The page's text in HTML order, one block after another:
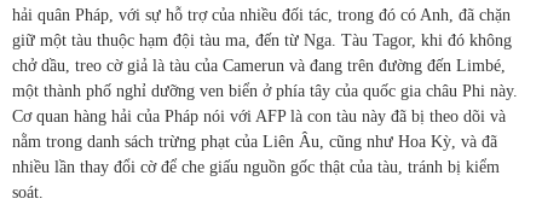
hải quân Pháp, với sự hỗ trợ của nhiều đối tác, trong đó có Anh, đã chặn
giữ một tàu thuộc hạm đội tàu ma, đến từ Nga. Tàu Tagor, khi đó không
chở dầu, treo cờ giả là tàu của Camerun và đang trên đường đến Limbé,
một thành phố nghỉ dưỡng ven biển ở phía tây của quốc gia châu Phi này.
Cơ quan hàng hải của Pháp nói với AFP là con tàu này đã bị theo dõi và
nằm trong danh sách trừng phạt của Liên Âu, cũng như Hoa Kỳ, và đã
nhiều lần thay đổi cờ để che giấu nguồn gốc thật của tàu, tránh bị kiểm
soát.